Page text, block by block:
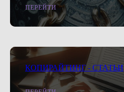
ПЕРЕЙТИ
КОПИРАЙТИНГ - СТАТЬИ